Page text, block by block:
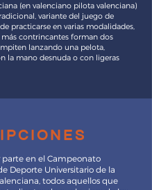
(en valenciano pilota valenciana)
variante del juego de
practicarse en varias modalidades,
contrincantes forman dos
lanzando una pelota,
la mano desnuda o con ligeras
en el Campeonato
Deporte Universitario de la
todos aquellos que